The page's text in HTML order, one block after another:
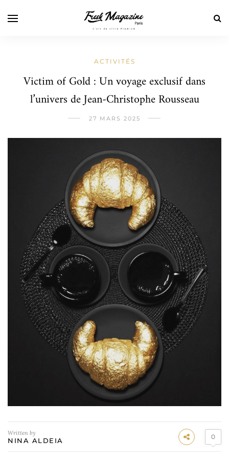
ACTIVITÉS
Victim of Gold : Un voyage exclusif dans
l’univers de Jean-Christophe Rousseau
27 MARS 2025
Written by
NINA ALDEIA 0